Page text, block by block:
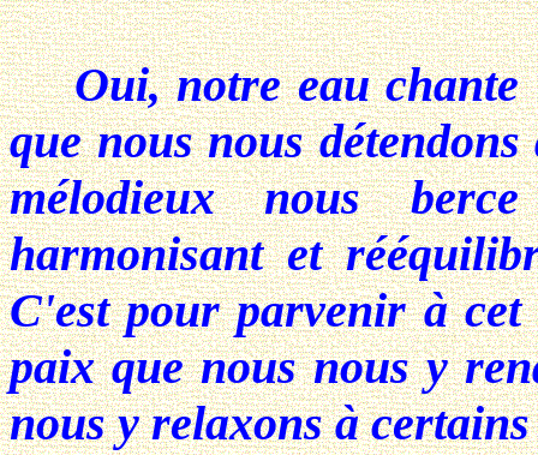
Oui, notre eau
que nous nous
mélodieux nous
harmonisant et
C'est pour parvenir à
paix que nous nous y
nous y relaxons à